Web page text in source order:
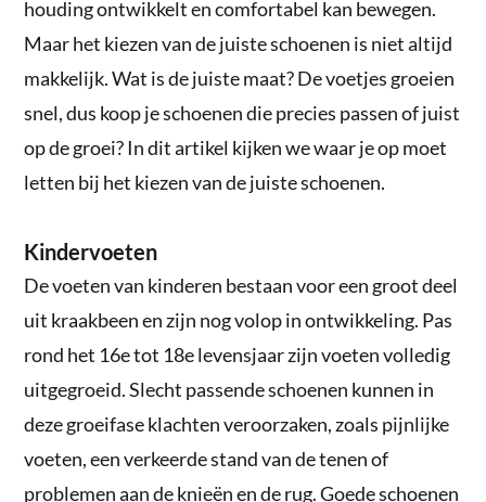
houding ontwikkelt en comfortabel kan bewegen.
Maar het kiezen van de juiste schoenen is niet altijd
makkelijk. Wat is de juiste maat? De voetjes groeien
snel, dus koop je schoenen die precies passen of juist
op de groei? In dit artikel kijken we waar je op moet
letten bij het kiezen van de juiste schoenen.
Kindervoeten
De voeten van kinderen bestaan voor een groot deel
uit kraakbeen en zijn nog volop in ontwikkeling. Pas
rond het 16e tot 18e levensjaar zijn voeten volledig
uitgegroeid. Slecht passende schoenen kunnen in
deze groeifase klachten veroorzaken, zoals pijnlijke
voeten, een verkeerde stand van de tenen of
problemen aan de knieën en de rug. Goede schoenen